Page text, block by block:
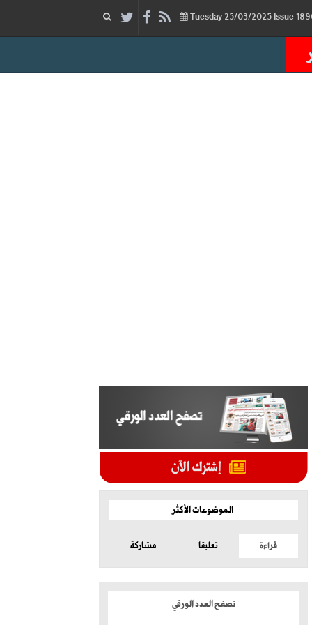
25/03/2025 Issue
الموضوعات الأكثر
قراءة تعليقا مشاركة
تصفح العدد الورقي